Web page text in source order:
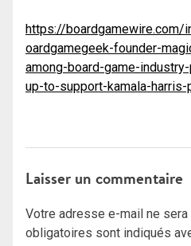
https://
oardgamegeek-founder-
among-board-game-
up-to-support-kamala-
Laisser un commentaire
Votre adresse e-mail ne sera
obligatoires sont indiqués